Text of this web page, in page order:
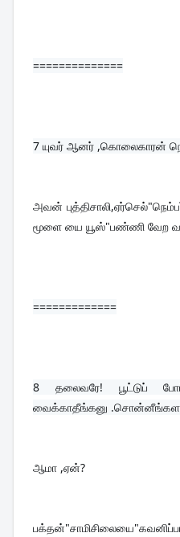
==============
7 யுவர் ஆனர் ,கொலைகாரன்
அவன்
மூளை யை யூஸ்"பண்ணி வேற
=============
8 தலைவரே! பூட்டுப்
வைக்காதீங்கனு
ஆமா ,ஏன்?